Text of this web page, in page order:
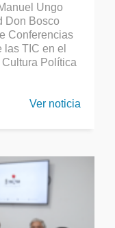
Ungo
Don Bosco
Conferencias
las TIC en el
Política
Ver noticia